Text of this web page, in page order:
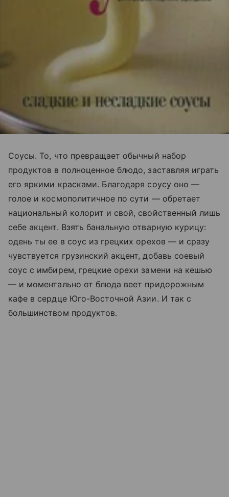
Соусы. То, что превращает обычный набор
продуктов в полноценное блюдо, заставляя играть
его яркими красками. Благодаря соусу оно —
голое и космополитичное по сути — обретает
национальный колорит и свой, свойственный лишь
себе акцент. Взять банальную отварную курицу:
одень ты ее в соус из грецких орехов — и сразу
чувствуется грузинский акцент, добавь соевый
соус с имбирем, грецкие орехи замени на кешью
— и моментально от блюда веет придорожным
кафе в сердце Юго-Восточной Азии. И так с
большинством продуктов.